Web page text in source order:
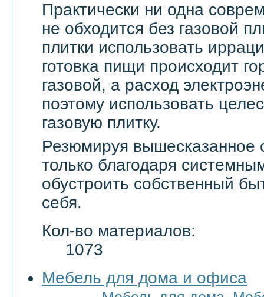
Практически ни одна
не обходится без газовой
плитки использовать
готовка пищи происходит
газовой, а расход
поэтому использовать
газовую плитку.
Резюмируя вышесказанное
только благодаря
обустроить собственный
себя.
Кол-во материалов:
1073
Мебель для дома и офиса